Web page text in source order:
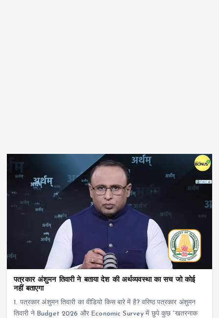
पत्रकार अंशुमन तिवारी ने बताया देश की अर्थव्यवस्था का सच जो कोई
नहीं बताएगा
1. पत्रकार अंशुमन तिवारी का वीडियो किस बारे में है? वरिष्ठ पत्रकार अंशुमन
तिवारी ने Budget 2026 और Economic Survey में छुपे कुछ “खतरनाक